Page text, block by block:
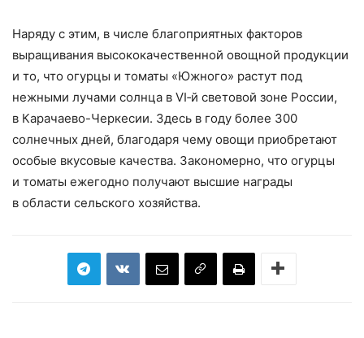
Наряду с этим, в числе благоприятных факторов
выращивания высококачественной овощной продукции
и то, что огурцы и томаты «Южного» растут под
нежными лучами солнца в VI‑й световой зоне России,
в Карачаево-Черкесии. Здесь в году более 300
солнечных дней, благодаря чему овощи приобретают
особые вкусовые качества. Закономерно, что огурцы
и томаты ежегодно получают высшие награды
в области сельского хозяйства.